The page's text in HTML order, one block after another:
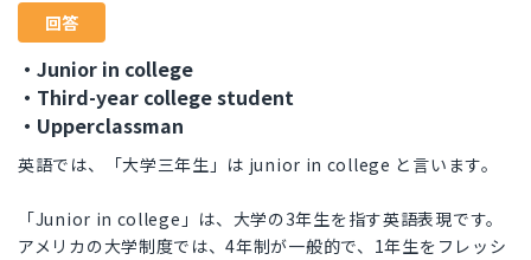
回答
・Junior in college
・Third-year college student
・Upperclassman
英語では、「大学三年生」は junior in college と言います。
「Junior in college」は、大学の3年生を指す英語表現です。
アメリカの大学制度では、4年制が一般的で、1年生をフレッシ